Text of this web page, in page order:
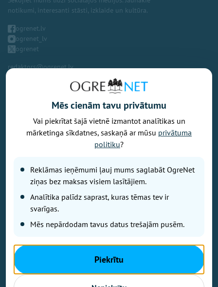
notikumi, interesanti stāsti, izklaide un kultūra.
ogrenet.lv
ogrenet_lv
ogrenet
redaktors@ogrenet.lv
Vēlaties izteikt savu viedokli par portālu? Pamanījāt kļūdu? Ir
problēma, ko vēlaties apspriest publiski? Vēlaties iesūtīt rakstu par
Jums aktuālu tēmu? Varbūt Jums vajadzīgs padoms? Rakstiet uz
Izdevējs: SIA "Ogres Balss".
Juridiskā adrese: Lāčplēša iela 24
Ētikas kodeks
Autortiesības
Kontakti
Reklāma
Mēs cienām tavu privātumu
Vai piekrītat šajā vietnē izmantot analītikas un
mārketinga sīkdatnes, saskaņā ar mūsu privātuma
politiku?
Reklāmas ieņēmumi ļauj mums saglabāt OgreNet
ziņas bez maksas visiem lasītājiem.
Analītika palīdz saprast, kuras tēmas tev ir
svarīgas.
Mēs nepārdodam tavus datus trešajām pusēm.
Piekrītu